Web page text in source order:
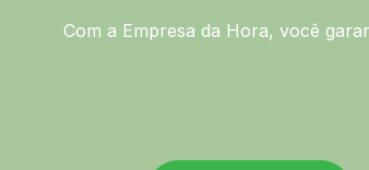
Com a Empresa da Hora, você